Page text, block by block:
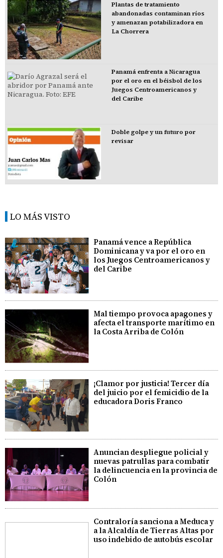
Plantas de tratamiento
abandonadas contaminan ríos
y amenazan potabilizadora en
La Chorrera
Panamá enfrenta a Nicaragua
por el oro en el béisbol de los
Juegos Centroamericanos y
del Caribe
Doble golpe y un futuro por
revisar
LO MÁS VISTO
Panamá vence a República
Dominicana y va por el oro en
los Juegos Centroamericanos y
del Caribe
Mal tiempo provoca apagones y
afecta el transporte marítimo en
la Costa Arriba de Colón
¡Clamor por justicia! Tercer día
del juicio por el femicidio de la
educadora Doris Franco
Anuncian despliegue policial y
nuevas patrullas para combatir
la delincuencia en la provincia de
Colón
Contraloría sanciona a Meduca y
a la Alcaldía de Tierras Altas por
uso indebido de autobús escolar